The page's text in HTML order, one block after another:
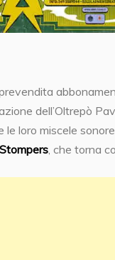
dell’Oltrepò
le loro miscele
, che torna